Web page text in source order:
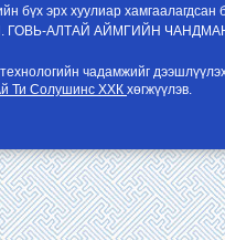
бүх эрх хуулиар хамгаалагдсан
ГОВЬ-АЛТАЙ АЙМГИЙН
чадамжийг
Ти Солушинс ХХК хөгжүүлэв.